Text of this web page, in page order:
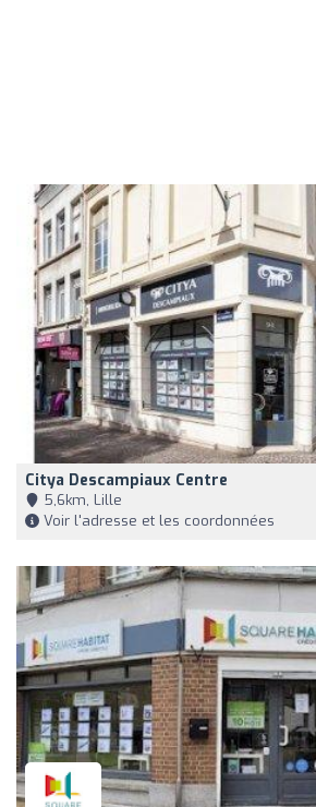
Citya Descampiaux Centre
5,6km, Lille
Voir l'adresse et les coordonnées